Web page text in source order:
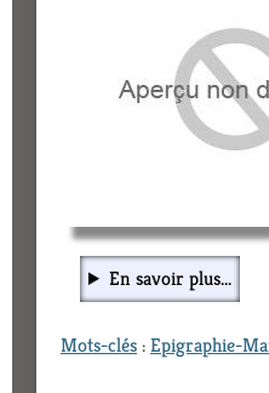
En savoir plus...
Mots-clés:Epigraphie-